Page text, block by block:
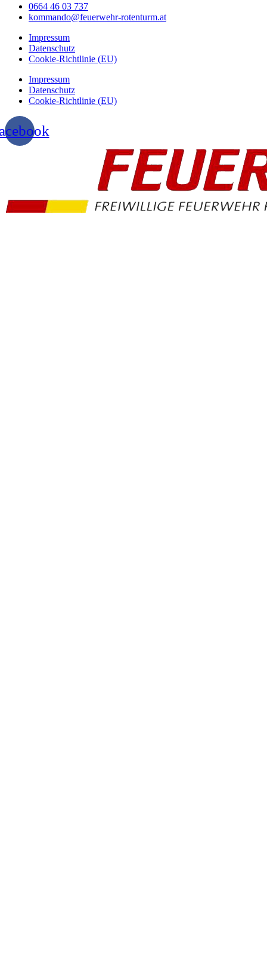
0664 46 03 737
kommando@feuerwehr-rotenturm.at
Impressum
Datenschutz
Cookie-Richtlinie (EU)
Impressum
Datenschutz
Cookie-Richtlinie (EU)